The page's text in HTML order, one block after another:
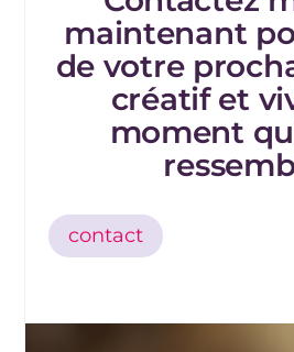
maintenant
de votre
créatif et
moment
contact